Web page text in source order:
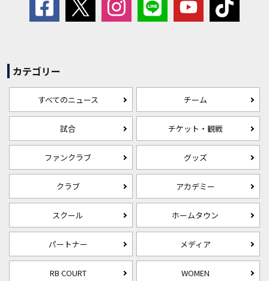
カテゴリー
すべてのニュース チーム
試合 チケット・観戦
ファンクラブ グッズ
クラブ アカデミー
スクール ホームタウン
パートナー メディア
RB COURT WOMEN